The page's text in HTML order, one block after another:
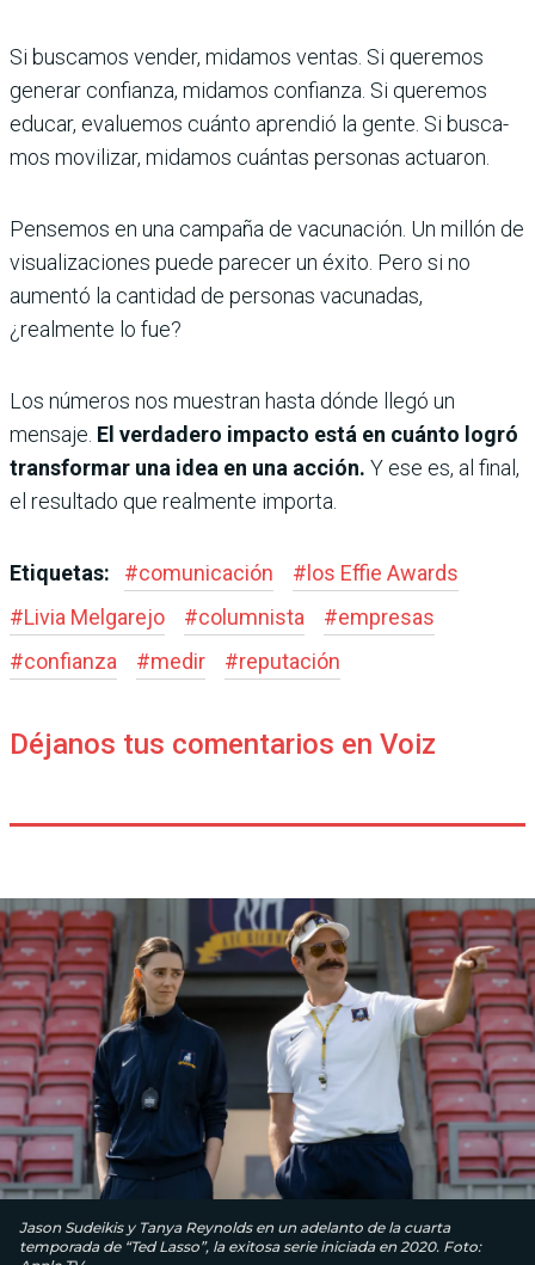
Si buscamos vender, mida­mos ventas. Si queremos
generar confianza, midamos confianza. Si queremos
educar, evaluemos cuánto aprendió la gente. Si busca­
mos movilizar, midamos cuántas personas actuaron.
Pensemos en una campaña de vacunación. Un millón de
visuali­zaciones puede parecer un éxito. Pero si no
aumentó la cantidad de personas vacunadas,
¿realmente lo fue?
Los números nos muestran hasta dónde llegó un
mensaje. El verdadero impacto está en cuánto logró
transformar una idea en una acción. Y ese es, al final,
el re­sultado que realmente importa.
Etiquetas: #comunicación # los Effie Awards
#Livia Melgarejo #columnista #empresas
#confianza #medir #reputación
Déjanos tus comentarios en Voiz
Jason Sudeikis y Tanya Reynolds en un adelanto de la cuarta
temporada de “Ted Lasso”, la exitosa serie iniciada en 2020. Foto: